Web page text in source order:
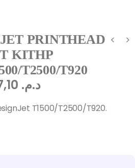
PRINTHEAD
KITHP
T2500/T920
د.م.
T1500/T2500/T920.